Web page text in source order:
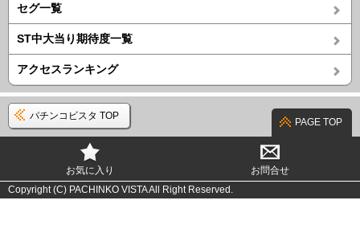
セグ一覧
ST中大当り期待度一覧
アクセスランキング
パチンコビスタ TOP
PAGE TOP
お気に入り
お問合せ
Copyright (C) PACHINKO VISTA All Right Reserved.